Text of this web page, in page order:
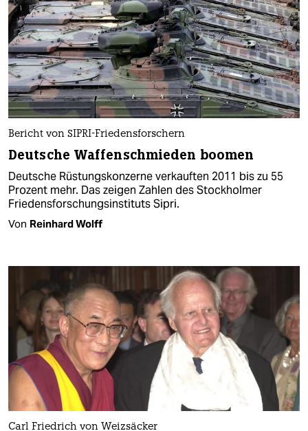
Bericht von SIPRI-Friedensforschern
Deutsche Waffenschmieden boomen
Deutsche Rüstungskonzerne verkauften 2011 bis zu 55
Prozent mehr. Das zeigen Zahlen des Stockholmer
Friedensforschungsinstituts Sipri.
Von Reinhard Wolff
Carl Friedrich von Weizsäcker